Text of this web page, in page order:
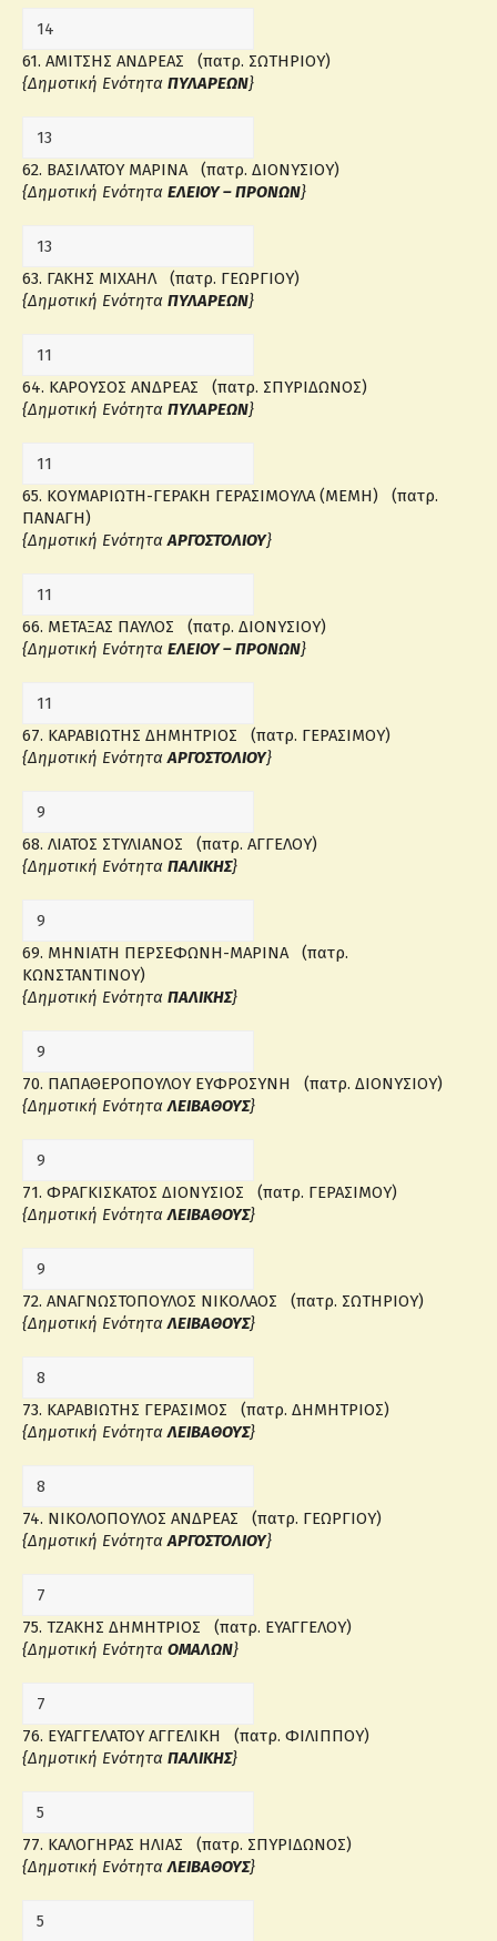
61. ΑΜΙΤΣΗΣ ΑΝΔΡΕΑΣ (πατρ. ΣΩΤΗΡΙΟΥ)
{Δημοτική Ενότητα ΠΥΛΑΡΕΩΝ}
62. ΒΑΣΙΛΑΤΟΥ ΜΑΡΙΝΑ (πατρ. ΔΙΟΝΥΣΙΟΥ)
{Δημοτική Ενότητα ΕΛΕΙΟΥ – ΠΡΟΝΩΝ}
63. ΓΑΚΗΣ ΜΙΧΑΗΛ (πατρ. ΓΕΩΡΓΙΟΥ)
{Δημοτική Ενότητα ΠΥΛΑΡΕΩΝ}
64. ΚΑΡΟΥΣΟΣ ΑΝΔΡΕΑΣ (πατρ. ΣΠΥΡΙΔΩΝΟΣ)
{Δημοτική Ενότητα ΠΥΛΑΡΕΩΝ}
65. ΚΟΥΜΑΡΙΩΤΗ-ΓΕΡΑΚΗ ΓΕΡΑΣΙΜΟΥΛΑ (ΜΕΜΗ) (πατρ.
ΠΑΝΑΓΗ)
{Δημοτική ΕνότηταΑΡΓΟΣΤΟΛΙΟΥ}
66. ΜΕΤΑΞΑΣ ΠΑΥΛΟΣ (πατρ. ΔΙΟΝΥΣΙΟΥ)
{Δημοτική Ενότητα ΕΛΕΙΟΥ – ΠΡΟΝΩΝ}
67. ΚΑΡΑΒΙΩΤΗΣ ΔΗΜΗΤΡΙΟΣ (πατρ. ΓΕΡΑΣΙΜΟΥ)
{Δημοτική ΕνότηταΑΡΓΟΣΤΟΛΙΟΥ}
68. ΛΙΑΤΟΣ ΣΤΥΛΙΑΝΟΣ (πατρ. ΑΓΓΕΛΟΥ)
{Δημοτική Ενότητα ΠΑΛΙΚΗΣ}
69. ΜΗΝΙΑΤΗ ΠΕΡΣΕΦΩΝΗ-ΜΑΡΙΝΑ (πατρ.
ΚΩΝΣΤΑΝΤΙΝΟΥ)
{Δημοτική Ενότητα ΠΑΛΙΚΗΣ}
70. ΠΑΠΑΘΕΡΟΠΟΥΛΟΥ ΕΥΦΡΟΣΥΝΗ (πατρ. ΔΙΟΝΥΣΙΟΥ)
{Δημοτική ΕνότηταΛΕΙΒΑΘΟΥΣ}
71. ΦΡΑΓΚΙΣΚΑΤΟΣ ΔΙΟΝΥΣΙΟΣ (πατρ. ΓΕΡΑΣΙΜΟΥ)
{Δημοτική ΕνότηταΛΕΙΒΑΘΟΥΣ}
72. ΑΝΑΓΝΩΣΤΟΠΟΥΛΟΣ ΝΙΚΟΛΑΟΣ (πατρ. ΣΩΤΗΡΙΟΥ)
{Δημοτική ΕνότηταΛΕΙΒΑΘΟΥΣ}
73. ΚΑΡΑΒΙΩΤΗΣ ΓΕΡΑΣΙΜΟΣ (πατρ. ΔΗΜΗΤΡΙΟΣ)
{Δημοτική ΕνότηταΛΕΙΒΑΘΟΥΣ}
74. ΝΙΚΟΛΟΠΟΥΛΟΣ ΑΝΔΡΕΑΣ (πατρ. ΓΕΩΡΓΙΟΥ)
{Δημοτική ΕνότηταΑΡΓΟΣΤΟΛΙΟΥ}
75. ΤΖΑΚΗΣ ΔΗΜΗΤΡΙΟΣ (πατρ. ΕΥΑΓΓΕΛΟΥ)
{Δημοτική Ενότητα ΟΜΑΛΩΝ}
76. ΕΥΑΓΓΕΛΑΤΟΥ ΑΓΓΕΛΙΚΗ (πατρ. ΦΙΛΙΠΠΟΥ)
{Δημοτική Ενότητα ΠΑΛΙΚΗΣ}
77. ΚΑΛΟΓΗΡΑΣ ΗΛΙΑΣ (πατρ. ΣΠΥΡΙΔΩΝΟΣ)
{Δημοτική ΕνότηταΛΕΙΒΑΘΟΥΣ}